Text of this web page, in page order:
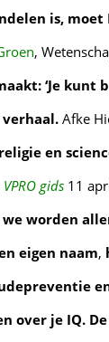
is,
,
‘Je
Afke
en
VPRO gids 11
worden
eigen naam,
over je IQ.